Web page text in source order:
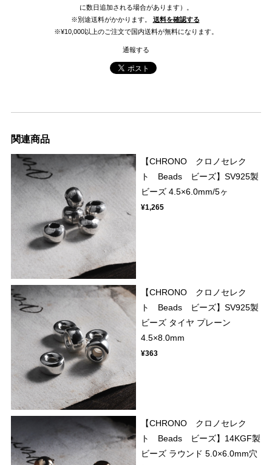
に数日追加される場合があります）。
※別途送料がかかります。
送料を確認する
※¥10,000以上のご注文で国内送料が無料になります。
通報する
関連商品
【CHRONO クロノセレク
ト Beads ビーズ】SV925製
ビーズ 4.5×6.0mm/5ヶ
¥1,265
【CHRONO クロノセレク
ト Beads ビーズ】SV925製
ビーズ タイヤ プレーン
4.5×8.0mm
¥363
【CHRONO クロノセレク
ト Beads ビーズ】14KGF製
ビーズ ラウンド 5.0×6.0mm穴